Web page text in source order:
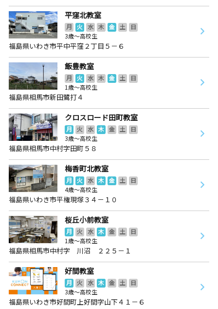
平窪北教室
月 火 水 木 金 土
日
3歳～高校生
福島県いわき市平中平窪２丁目５－６
飯豊教室
月 火 水 木 金 土
日
1歳～高校生
福島県相馬市新田鷺打４
クロスロード田町教室
月 火 水 木 金 土
日
3歳～高校生
福島県相馬市中村字田町５８
梅香町北教室
月 火 水 木 金 土
日
4歳～高校生
福島県いわき市平権現塚３４－１０
桜丘小前教室
月 火 水 木 金 土
日
1歳～高校生
福島県相馬市中村字 川沼 ２２５－１
好間教室
月 火 水 木 金 土
日
3歳～高校生
福島県いわき市好間町上好間字山下４１－６